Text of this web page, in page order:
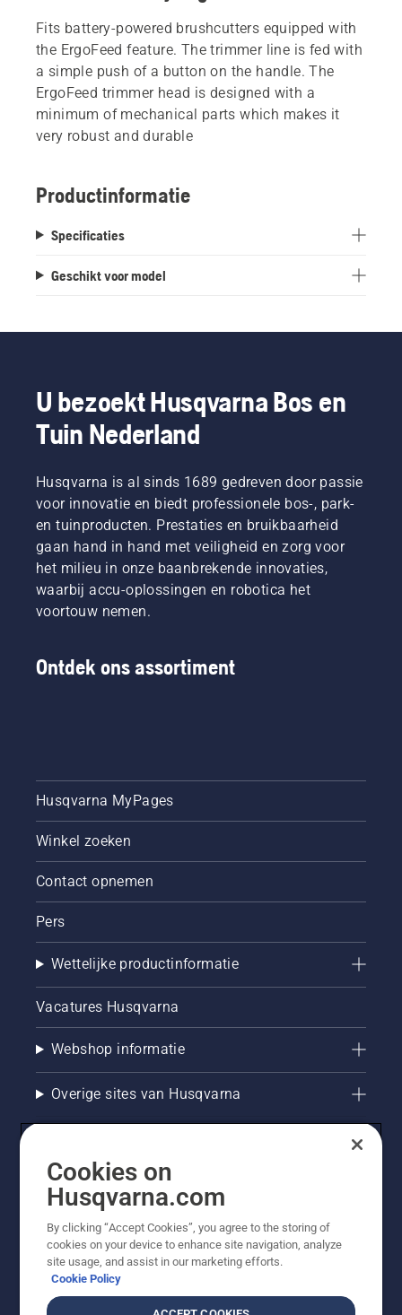
Fits battery-powered brushcutters equipped with
the ErgoFeed feature. The trimmer line is fed with
a simple push of a button on the handle. The
ErgoFeed trimmer head is designed with a
minimum of mechanical parts which makes it
very robust and durable
Productinformatie
Specificaties
Geschikt voor model
U bezoekt Husqvarna Bos en
Tuin Nederland
Husqvarna is al sinds 1689 gedreven door passie
voor innovatie en biedt professionele bos-, park-
en tuinproducten. Prestaties en bruikbaarheid
gaan hand in hand met veiligheid en zorg voor
het milieu in onze baanbrekende innovaties,
waarbij accu-oplossingen en robotica het
voortouw nemen.
Ontdek ons assortiment
Husqvarna MyPages
Winkel zoeken
Contact opnemen
Pers
Wettelijke productinformatie
Vacatures Husqvarna
Webshop informatie
Overige sites van Husqvarna
© Husqvarna AB (publ). Alle rechten voorbehouden. De
getoonde prijzen zijn consumentenadviesprijzen. Alle
Cookies on
Husqvarna.com
By clicking “Accept Cookies”, you agree to the storing of
cookies on your device to enhance site navigation, analyze
site usage, and assist in our marketing efforts.
Cookie Policy